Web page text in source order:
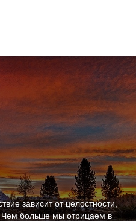
зависит от целостности,
Чем больше мы отрицаем в